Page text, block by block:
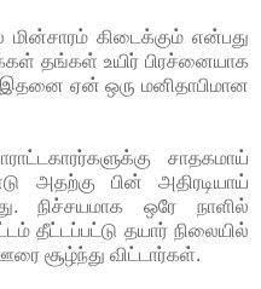
கிடைக்கும் என்பது
தங்கள் உயிர் பிரச்னையாக
ஏன் ஒரு மனிதாபிமான
சாதகமாய்
அதற்கு பின் அதிரடியாய்
நிச்சயமாக ஒரே நாளில்
தீட்டப்பட்டு தயார் நிலையில்
சூழ்ந்து விட்டார்கள்.